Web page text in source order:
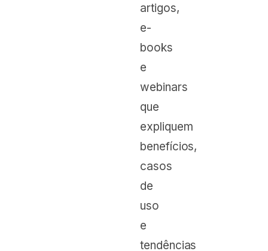
artigos,
e-
books
e
webinars
que
expliquem
benefícios,
casos
de
uso
e
tendências